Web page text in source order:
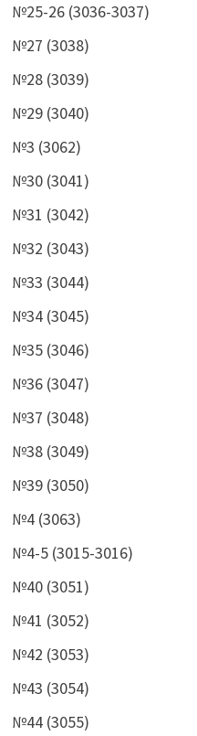
№25-26 (3036-3037)
№27 (3038)
№28 (3039)
№29 (3040)
№3 (3062)
№30 (3041)
№31 (3042)
№32 (3043)
№33 (3044)
№34 (3045)
№35 (3046)
№36 (3047)
№37 (3048)
№38 (3049)
№39 (3050)
№4 (3063)
№4-5 (3015-3016)
№40 (3051)
№41 (3052)
№42 (3053)
№43 (3054)
№44 (3055)